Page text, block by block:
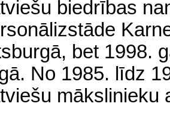
biedrības
bet 1998.
No 1985. līdz
mākslinieku